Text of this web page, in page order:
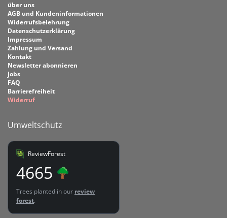
über uns
AGB und Kundeninformationen
Widerrufsbelehrung
Datenschutzerklärung
Impressum
Zahlung und Versand
Kontakt
Newsletter abonnieren
Jobs
FAQ
Barrierefreiheit
Widerruf
Umweltschutz
ReviewForest
4665
Trees planted in our review
forest.